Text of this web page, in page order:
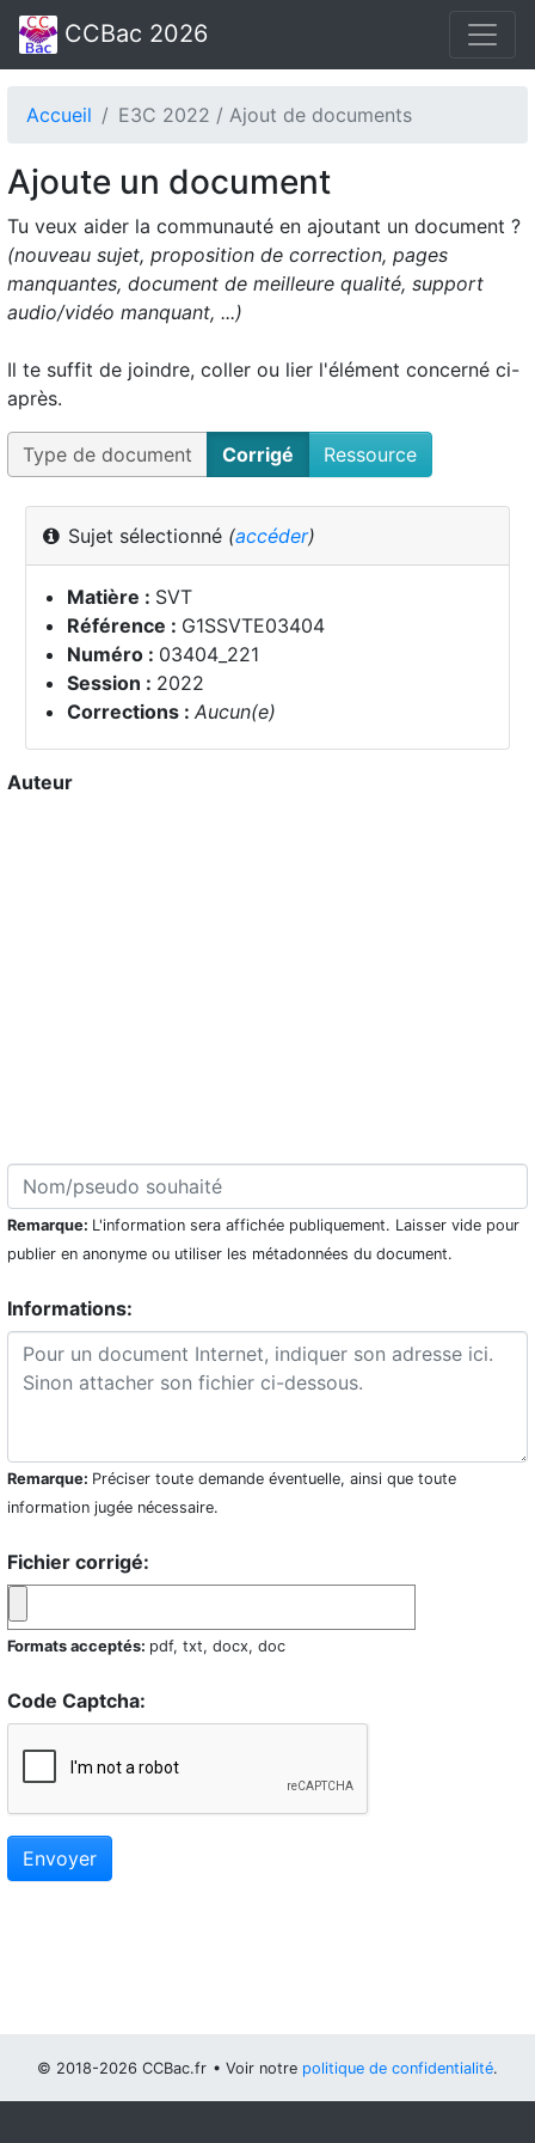
CCBac 2026
Accueil E3C 2022 / Ajout de documents
Ajoute un document
Tu veux aider la communauté en ajoutant un document ?
(nouveau sujet, proposition de correction, pages
manquantes, document de meilleure qualité, support
audio/vidéo manquant, ...)
Il te suffit de joindre, coller ou lier l'élément concerné ci-
après.
Type de document Corrigé Ressource
Sujet sélectionné (accéder)
Matière : SVT
Référence : G1SSVTE03404
Numéro : 03404_221
Session : 2022
Corrections : Aucun(e)
Auteur
Remarque: L'information sera affichée publiquement. Laisser vide pour
publier en anonyme ou utiliser les métadonnées du document.
Informations:
Remarque: Préciser toute demande éventuelle, ainsi que toute
information jugée nécessaire.
Fichier corrigé:
Formats acceptés: pdf, txt, docx, doc
Code Captcha:
Envoyer
© 2018-2026 CCBac.fr • Voir notre politique de confidentialité.